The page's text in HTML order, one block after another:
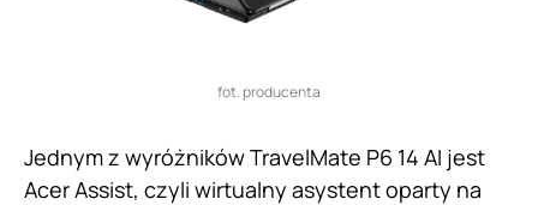
fot. producenta
Jednym z wyróżników TravelMate P6 14 AI jest
Acer Assist, czyli wirtualny asystent oparty na